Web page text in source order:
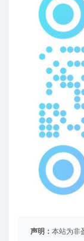
声明： 本站为非